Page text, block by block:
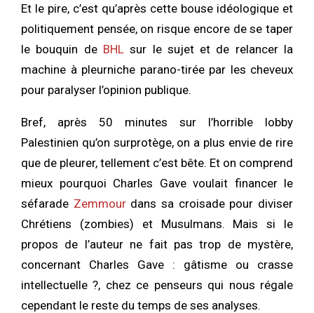
Et le pire, c’est qu’après cette bouse idéologique et
politiquement pensée, on risque encore de se taper
le bouquin de BHL sur le sujet et de relancer la
machine à pleurniche parano-tirée par les cheveux
pour paralyser l’opinion publique.
Bref, après 50 minutes sur l’horrible lobby
Palestinien qu’on surprotège, on a plus envie de rire
que de pleurer, tellement c’est bête. Et on comprend
mieux pourquoi Charles Gave voulait financer le
séfarade Zemmourdans sa croisade pour diviser
Chrétiens (zombies) et Musulmans. Mais si le
propos de l’auteur ne fait pas trop de mystère,
concernant Charles Gave : gâtisme ou crasse
intellectuelle ?, chez ce penseurs qui nous régale
cependant le reste du temps de ses analyses.